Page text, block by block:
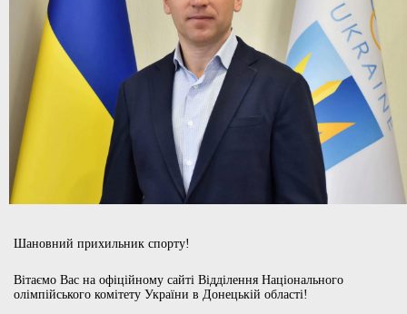
Шановний прихильник спорту!
Вітаємо Вас на офіційному сайті Відділення Національного
олімпійського комітету України в Донецькій області!